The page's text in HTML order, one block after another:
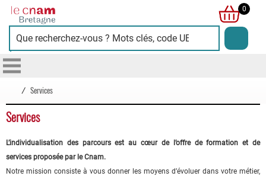
Cnam
Bretagne
0
/ Services
Services
L’individualisation des parcours est au cœur de l’offre de formation et de
services proposée par le Cnam.
Notre mission consiste à vous donner les moyens d’évoluer dans votre métier,